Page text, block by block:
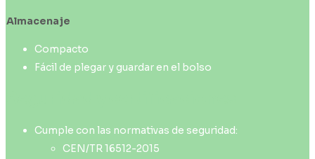
Almacenaje
Compacto
Fácil de plegar y guardar en el bolso
Cumple con las normativas de seguridad:
CEN/TR 16512-2015